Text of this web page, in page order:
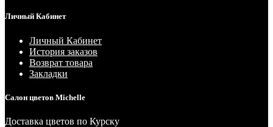
Личный Кабинет
Личный Кабинет
История заказов
Возврат товара
Закладки
Салон цветов Michelle
Доставка цветов по Курску